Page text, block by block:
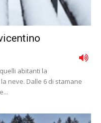
abitanti la
neve. Dalle 6 di stamane